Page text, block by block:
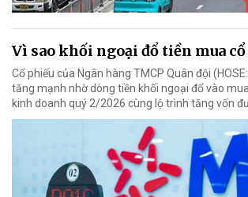
Vì sao khối ngoại đổ tiền mua
Cổ phiếu của Ngân hàng TMCP Quân đội
tăng mạnh nhờ dòng tiền khối ngoại đổ vào
kinh doanh quý 2/2026 cùng lộ trình tăng vốn